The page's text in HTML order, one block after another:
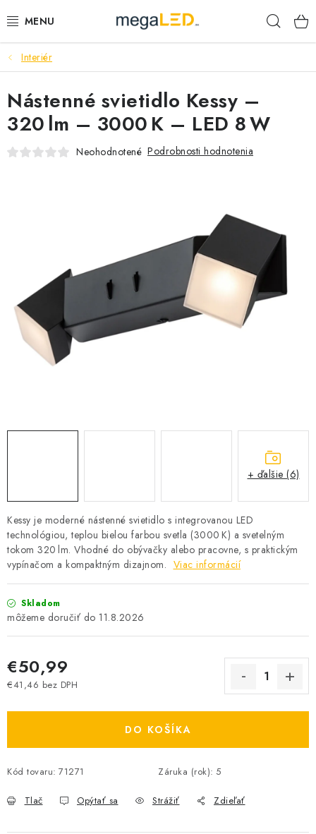
na
PRIEMYSEL
SVIETIDLÁ
ŽIAROVKY A TRUBICE
SAMSUNG SVIETIDLÁ
SOLÁRNE SYSTÉMY
SEZÓNNE VÝPREDAJE POĽNOPOTREBY
OBCHODNÉ PODMIENKY
O NÁS - MEGALED & JANTON ZÁKAMENNÉ
Reklamácie a formulár na odstúpenie od zmluvy
Obchodné podmienky
Podmienky ochrany osobných údajov
O nás - MEGALED & JANTON Zákamenné
Zľavy pre profíkov
Interiér
Kessy je moderné nástenné svietidlo s integrovanou LED
technológiou, teplou bielou farbou svetla (3000 K) a svetelným
tokom 320 lm. Vhodné do obývačky alebo pracovne, s praktickým
vypínačom a kompaktným dizajnom. Viac informácií
Skladom
11.8.2026
€50,99
€41,46 bez DPH
DO KOŠÍKA
Kód tovaru: 71271 Záruka (rok): 5
Tlač Opýtať sa Strážiť Zdieľať
Nástenné svietidlo Kessy –
320 lm – 3000 K – LED 8 W
Neohodnotené Podrobnosti hodnotenia
+ ďalšie (6)